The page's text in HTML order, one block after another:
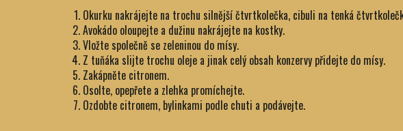
Okurku nakrájejte na trochu silnější čtvrtkolečka, cibuli na tenká
Avokádo oloupejte a dužinu nakrájejte na kostky.
Vložte společně se zeleninou do mísy.
Z tuňáka slijte trochu oleje a jinak celý obsah konzervy přidejte do mísy.
Zakápněte citronem.
Osolte, opepřete a zlehka promíchejte.
Ozdobte citronem, bylinkami podle chuti a podávejte.